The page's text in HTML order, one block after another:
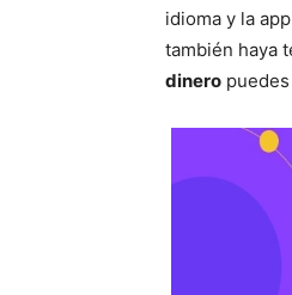
idioma y la
también haya
dinero